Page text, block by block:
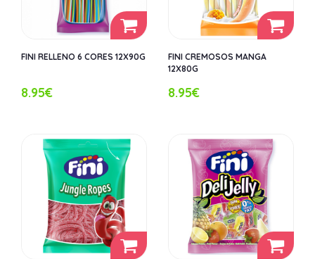
FINI RELLENO 6 CORES 12X90G
8.95€
FINI CREMOSOS MANGA
12X80G
8.95€